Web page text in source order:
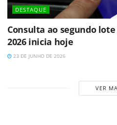
DESTAQUE
Consulta ao segundo
2026 inicia hoje
23 DE JUNHO DE 2026
VER